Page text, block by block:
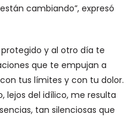
cambiando”, expresó
protegido y al otro día te
que te empujan a
tus límites y con tu dolor.
lejos del idílico, me resulta
tan silenciosas que